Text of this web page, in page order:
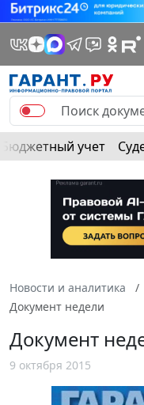
Бюджетный учет
Новости и аналитика
Документ недели
Документ
9 октября 2015